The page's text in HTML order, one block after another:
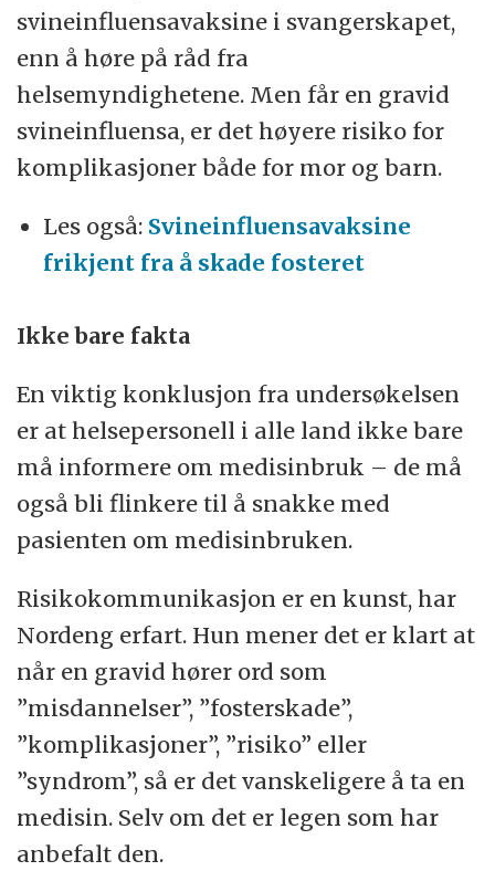
svineinfluensavaksine i svangerskapet,
enn å høre på råd fra
helsemyndighetene. Men får en gravid
svineinfluensa, er det høyere risiko for
komplikasjoner både for mor og barn.
Les også: Svineinfluensavaksine
frikjent fra å skade fosteret
Ikke bare fakta
En viktig konklusjon fra undersøkelsen
er at helsepersonell i alle land ikke bare
må informere om medisinbruk – de må
også bli flinkere til å snakke med
pasienten om medisinbruken.
Risikokommunikasjon er en kunst, har
Nordeng erfart. Hun mener det er klart at
når en gravid hører ord som
”misdannelser”, ”fosterskade”,
”komplikasjoner”, ”risiko” eller
”syndrom”, så er det vanskeligere å ta en
medisin. Selv om det er legen som har
anbefalt den.